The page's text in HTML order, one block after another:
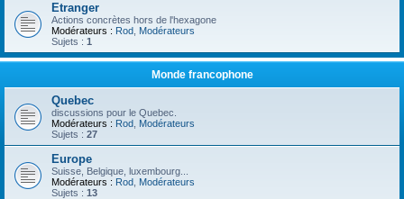
Etranger
Actions concrètes hors de l'hexagone
Modérateurs : Rod Modérateurs
Sujets : 1
Monde francophone
Quebec
discussions pour le Quebec.
Modérateurs : Rod Modérateurs
Sujets : 27
Europe
Suisse, Belgique, luxembourg...
Modérateurs : Rod Modérateurs
Sujets : 13